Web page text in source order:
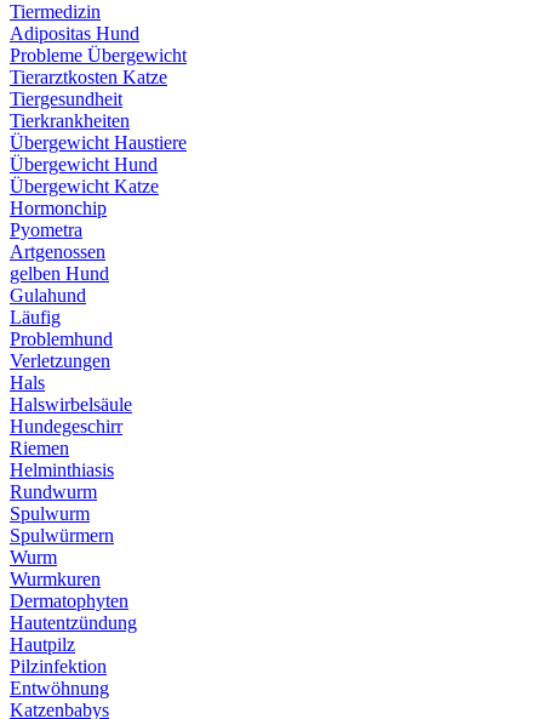
Tiermedizin
Adipositas Hund
Probleme Übergewicht
Tierarztkosten Katze
Tiergesundheit
Tierkrankheiten
Übergewicht Haustiere
Übergewicht Hund
Übergewicht Katze
Hormonchip
Pyometra
Artgenossen
gelben Hund
Gulahund
Läufig
Problemhund
Verletzungen
Hals
Halswirbelsäule
Hundegeschirr
Riemen
Helminthiasis
Rundwurm
Spulwurm
Spulwürmern
Wurm
Wurmkuren
Dermatophyten
Hautentzündung
Hautpilz
Pilzinfektion
Entwöhnung
Katzenbabys